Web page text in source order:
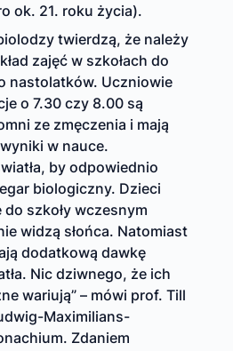
ok. 21. roku życia).
twierdzą, że należy
zajęć w szkołach do
nastolatków. Uczniowie
o 7.30 czy 8.00 są
ze zmęczenia i mają
w nauce.
by odpowiednio
biologiczny. Dzieci
szkoły wczesnym
widzą słońca. Natomiast
dodatkową dawkę
Nic dziwnego, że ich
wariują” – mówi prof. Till
Maximilians-
Zdaniem